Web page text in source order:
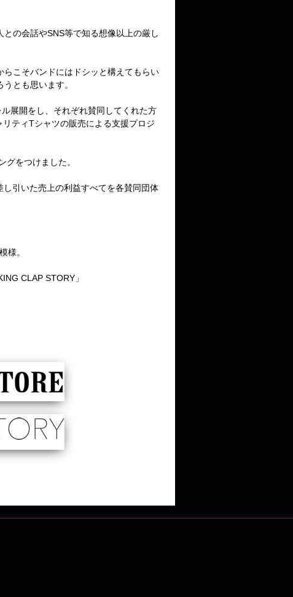
の会話やSNS等で知る想像以上の厳し
こそバンドにはドシッと構えてもらい
とも思います。
展開をし、それぞれ賛同してくれた方
ティTシャツの販売による支援プロジ
グをつけました。
引いた売上の利益すべてを各賛同団体
様。
CLAP STORY」